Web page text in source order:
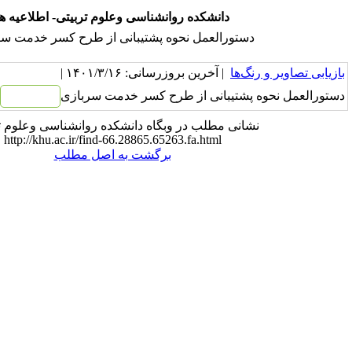
دانشکده روانشناسی وعلوم تربیتی- اطلاعیه ها
نحوه پشتیبانی از طرح کسر خدمت سربازی
آخرین بروزرسانی: ۱۴۰۱/۳/۱۶ |
از طرح کسر خدمت سربازی
کلیک کنید
مطلب در وبگاه دانشکده روانشناسی وعلوم تربیتی:
http://khu.ac.ir/find-66.28865.65263.fa.html